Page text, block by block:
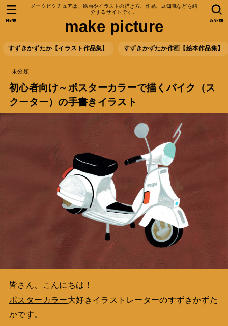
メークピクチュアは、絵画やイラストの描き方、作品、豆知識などを紹
介するサイトです。
make picture
すずきかずたか【イラスト作品集】 すずきかずたか作画【絵本作品集】
SEARCH
MENU
未分類
初心者向け～ポスターカラーで描くバイク（ス
クーター）の手書きイラスト
皆さん、こんにちは！
ポスターカラー大好きイラストレーターのすずきかずた
かです。